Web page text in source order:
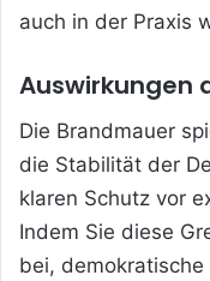
auch in der Praxis
Auswirkungen
Die Brandmauer
die Stabilität der
klaren Schutz vor
Indem Sie diese
bei,